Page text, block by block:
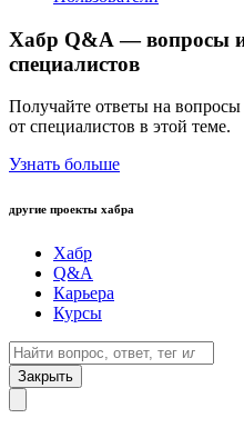
Хабр Q&A — вопросы
специалистов
Получайте ответы на
от специалистов в этой теме.
Узнать больше
другие проекты хабра
Хабр
Q&A
Карьера
Курсы
Закрыть